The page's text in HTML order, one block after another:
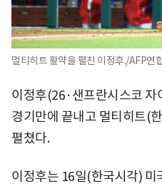
멀티히트 활약을 펼친 이정후./AFP연
이정후(26·샌프란시스코 자
경기만에 끝내고 멀티히트(
펼쳤다.
이정후는 16일(한국시각) 미